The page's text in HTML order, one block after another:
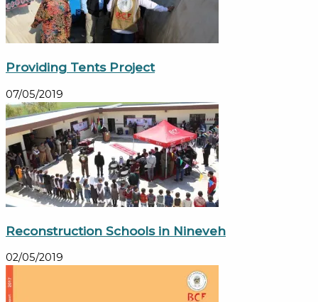
Providing Tents Project
07/05/2019
Reconstruction Schools in Nineveh
02/05/2019